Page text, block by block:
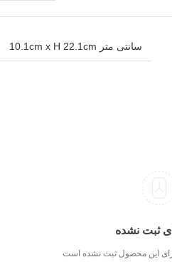
سانتی متر 10.1cm x H 22.1cm
ثبت نشده
این محصول ثبت نشده است